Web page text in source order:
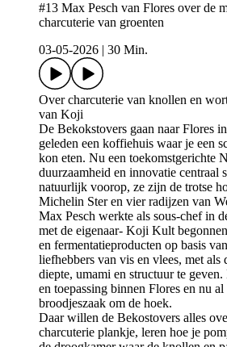
#13 Max Pesch van Flores over de
charcuterie van groenten
03-05-2026
30 Min.
Over charcuterie van knollen en
van Koji
De Bekokstovers gaan naar Flores
geleden een koffiehuis waar je een
kon eten. Nu een toekomstgerichte
duurzaamheid en innovatie centraal
natuurlijk voorop, ze zijn de trotse
Michelin Ster en vier radijzen van
Max Pesch werkte als sous-chef in
met de eigenaar- Koji Kult
en fermentatieproducten op basis
liefhebbers van vis en vlees, met als
diepte, umami en structuur te
en toepassing binnen Flores en nu
broodjeszaak om de hoek.
Daar willen de Bekostovers alles
charcuterie plankje, leren hoe je